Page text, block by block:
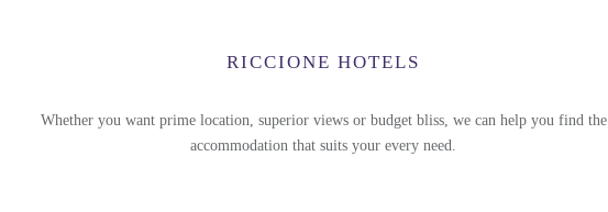
RICCIONE HOTELS
Whether you want prime location, superior views or budget bliss, we can help you find the
accommodation that suits your every need.